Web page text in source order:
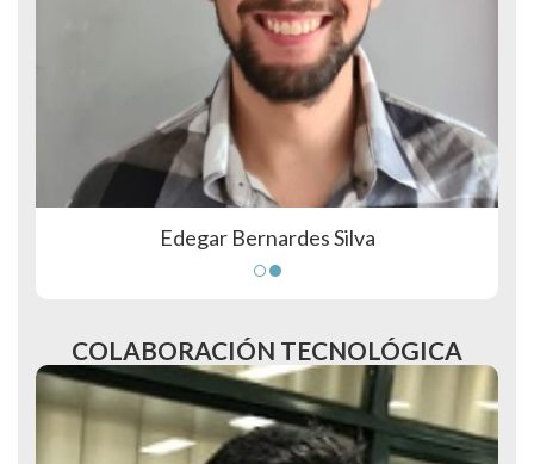
Edegar Bernardes Silva
COLABORACIÓN TECNOLÓGICA